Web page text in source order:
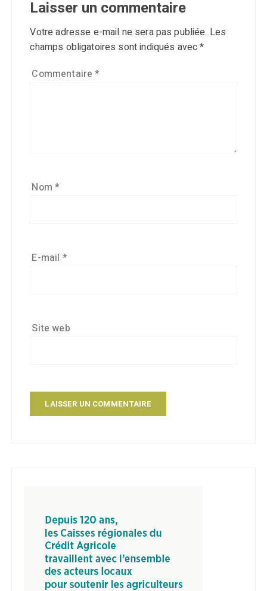
Laisser un commentaire
Votre adresse e-mail ne sera pas publiée. Les
champs obligatoires sont indiqués avec*
Commentaire*
Nom*
E-mail *
Site web